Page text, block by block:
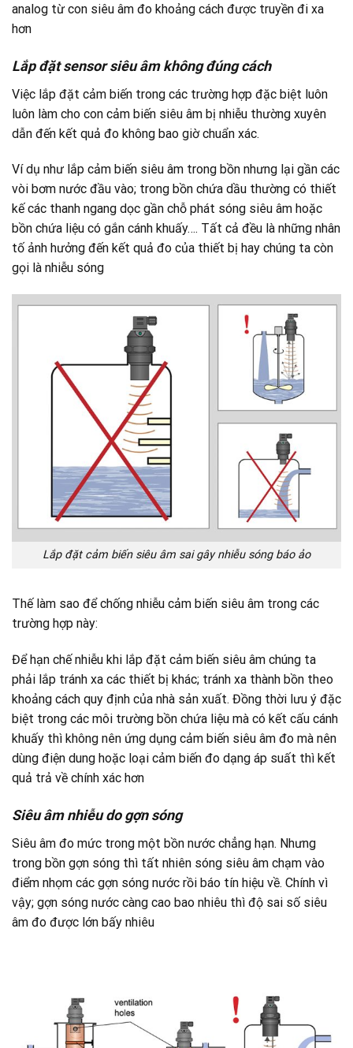
analog từ con siêu âm đo khoảng cách được truyền đi xa
hơn
Lắp đặt sensor siêu âm không đúng cách
Việc lắp đặt cảm biến trong các trường hợp đặc biệt luôn
luôn làm cho con cảm biến siêu âm bị nhiễu thường xuyên
dẫn đến kết quả đo không bao giờ chuẩn xác.
Ví dụ như lắp cảm biến siêu âm trong bồn nhưng lại gần các
vòi bơm nước đầu vào; trong bồn chứa dầu thường có thiết
kế các thanh ngang dọc gần chỗ phát sóng siêu âm hoặc
bồn chứa liệu có gắn cánh khuấy…. Tất cả đều là những nhân
tố ảnh hưởng đến kết quả đo của thiết bị hay chúng ta còn
gọi là nhiễu sóng
Lắp đặt cảm biến siêu âm sai gây nhiễu sóng báo ảo
Thế làm sao để chống nhiễu cảm biến siêu âm trong các
trường hợp này:
Để hạn chế nhiễu khi lắp đặt cảm biến siêu âm chúng ta
phải lắp tránh xa các thiết bị khác; tránh xa thành bồn theo
khoảng cách quy định của nhà sản xuất. Đồng thời lưu ý đặc
biệt trong các môi trường bồn chứa liệu mà có kết cấu cánh
khuấy thì không nên ứng dụng cảm biến siêu âm đo mà nên
dùng điện dung hoặc loại cảm biến đo dạng áp suất thì kết
quả trả về chính xác hơn
Siêu âm nhiễu do gợn sóng
Siêu âm đo mức trong một bồn nước chẳng hạn. Nhưng
trong bồn gợn sóng thì tất nhiên sóng siêu âm chạm vào
điểm nhọm các gợn sóng nước rồi báo tín hiệu về. Chính vì
vậy; gợn sóng nước càng cao bao nhiêu thì độ sai số siêu
âm đo được lớn bấy nhiêu